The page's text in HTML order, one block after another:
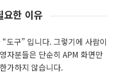
한 이유
도구” 입니다. 그렇기에 사람이
자분들은 단순히 APM 화면만
가하지 않습니다.